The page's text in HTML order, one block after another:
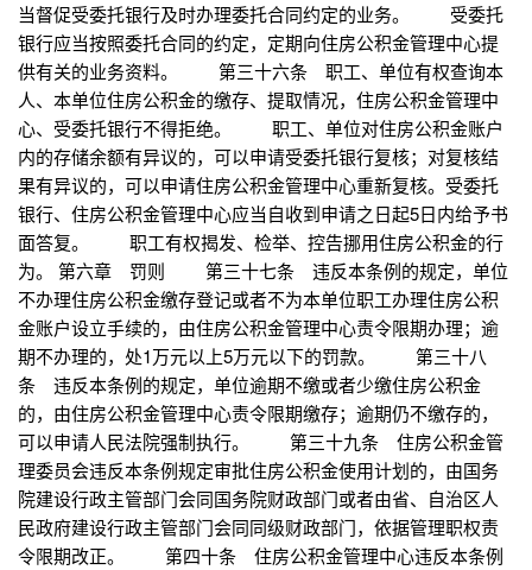
当督促受委托银行及时办理委托合同约定的业务。 受委托
银行应当按照委托合同的约定，定期向住房公积金管理中心提
供有关的业务资料。 第三十六条 职工、单位有权查询本
人、本单位住房公积金的缴存、提取情况，住房公积金管理中
心、受委托银行不得拒绝。 职工、单位对住房公积金账户
内的存储余额有异议的，可以申请受委托银行复核；对复核结
果有异议的，可以申请住房公积金管理中心重新复核。受委托
银行、住房公积金管理中心应当自收到申请之日起5日内给予书
面答复。 职工有权揭发、检举、控告挪用住房公积金的行
为。 第六章 罚则 第三十七条 违反本条例的规定，单位
不办理住房公积金缴存登记或者不为本单位职工办理住房公积
金账户设立手续的，由住房公积金管理中心责令限期办理；逾
期不办理的，处1万元以上5万元以下的罚款。 第三十八
条 违反本条例的规定，单位逾期不缴或者少缴住房公积金
的，由住房公积金管理中心责令限期缴存；逾期仍不缴存的，
可以申请人民法院强制执行。 第三十九条 住房公积金管
理委员会违反本条例规定审批住房公积金使用计划的，由国务
院建设行政主管部门会同国务院财政部门或者由省、自治区人
民政府建设行政主管部门会同同级财政部门，依据管理职权责
令限期改正。 第四十条 住房公积金管理中心违反本条例